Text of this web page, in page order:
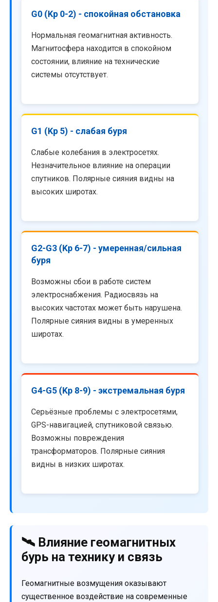
G0 (Kp 0-2) - спокойная обстановка
Нормальная геомагнитная активность.
Магнитосфера находится в спокойном
состоянии, влияние на технические
системы отсутствует.
G1 (Kp 5) - слабая буря
Слабые колебания в электросетях.
Незначительное влияние на операции
спутников. Полярные сияния видны на
высоких широтах.
G2-G3 (Kp 6-7) - умеренная/сильная
буря
Возможны сбои в работе систем
электроснабжения. Радиосвязь на
высоких частотах может быть нарушена.
Полярные сияния видны в умеренных
широтах.
G4-G5 (Kp 8-9) - экстремальная буря
Серьёзные проблемы с электросетями,
GPS-навигацией, спутниковой связью.
Возможны повреждения
трансформаторов. Полярные сияния
видны в низких широтах.
🛰️ Влияние геомагнитных
бурь на технику и связь
Геомагнитные возмущения оказывают
существенное воздействие на современные